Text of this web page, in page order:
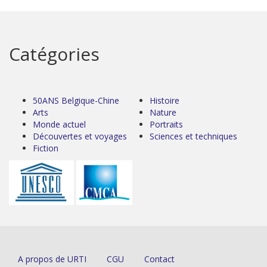
Catégories
50ANS Belgique-Chine
Arts
Monde actuel
Découvertes et voyages
Fiction
Histoire
Nature
Portraits
Sciences et techniques
A propos de URTI CGU Contact